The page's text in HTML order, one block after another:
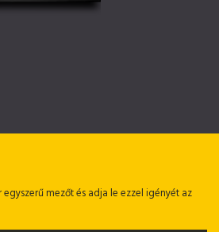
mezőt és adja le ezzel igényét az